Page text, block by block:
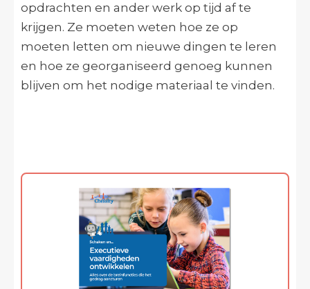
opdrachten en ander werk op tijd af te
krijgen. Ze moeten weten hoe ze op
moeten letten om nieuwe dingen te leren
en hoe ze georganiseerd genoeg kunnen
blijven om het nodige materiaal te vinden.